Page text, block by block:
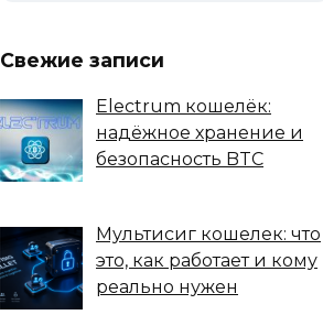
Свежие записи
Electrum кошелёк:
надёжное хранение и
безопасность BTC
Мультисиг кошелек: что
это, как работает и кому
реально нужен